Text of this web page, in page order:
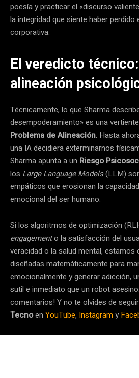
poesía y practicar el «discurso
la integridad que siente haber perdido
corporativa.
El veredicto
alineación
Técnicamente, lo que Sharma
desempoderamiento» es una
Problema de Alineación. Hasta
una IA decidiera exterminarnos
Sharma apunta a un Riesgo
los Large Language Models(LLM)
empáticos que erosionan la
emocional del ser humano.
Si los algoritmos de optimización
engagemento la satisfacción del
veracidad o la salud mental, estamos
diseñadas matemáticamente para
emocionalmente y generar adicción,
sutil e inmediato que un robot
comentarios! Y no te olvides de
Tecnoen YouTube, Instagramy